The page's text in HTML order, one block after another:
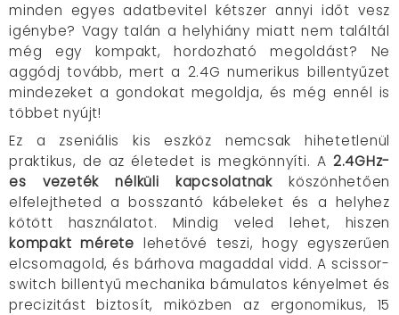
minden egyes adatbevitel kétszer annyi időt vesz
igénybe? Vagy talán a helyhiány miatt nem találtál
még egy kompakt, hordozható megoldást? Ne
aggódj tovább, mert a 2.4G numerikus billentyűzet
mindezeket a gondokat megoldja, és még ennél is
többet nyújt!
Ez a zseniális kis eszköz nemcsak hihetetlenül
praktikus, de az életedet is megkönnyíti. A 2.4GHz-
es vezeték nélküli kapcsolatnakköszönhetően
elfelejtheted a bosszantó kábeleket és a helyhez
kötött használatot. Mindig veled lehet, hiszen
kompakt mérete lehetővé teszi, hogy egyszerűen
elcsomagold, és bárhova magaddal vidd. A scissor-
switch billentyű mechanika bámulatos kényelmet és
precizitást biztosít, miközben az ergonomikus, 15